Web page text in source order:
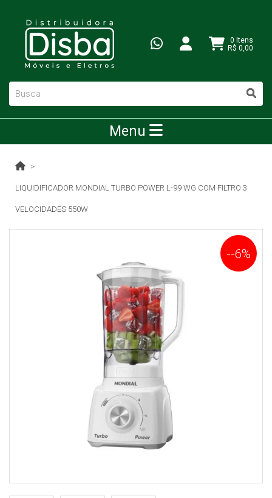
0 Itens
R$ 0,00
Menu
LIQUIDIFICADOR MONDIAL TURBO POWER L-99 WG COM FILTRO 3
VELOCIDADES 550W
--6%